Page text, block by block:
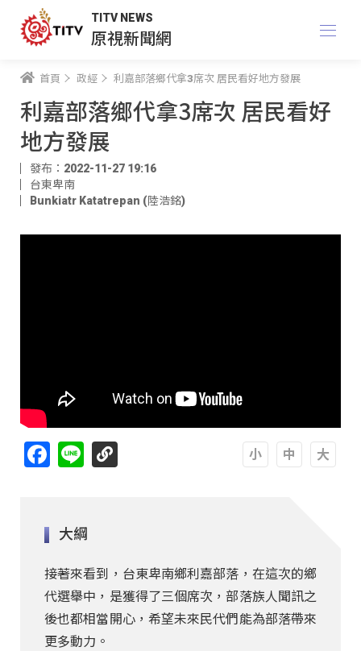
TITV NEWS
原視新聞網
首頁 政經 利嘉部落鄉代拿3席次 居民看好地方發展
利嘉部落鄉代拿3席次 居民看好
地方發展
發布：2022-11-27 19:16
台東卑南
Bunkiatr Katatrepan (陸浩銘)
Facebook
Line
大綱
接著來看到，台東卑南鄉利嘉部落，在這次的鄉
代選舉中，是獲得了三個席次，部落族人聞訊之
後也都相當開心，希望未來民代們能為部落帶來
更多動力。